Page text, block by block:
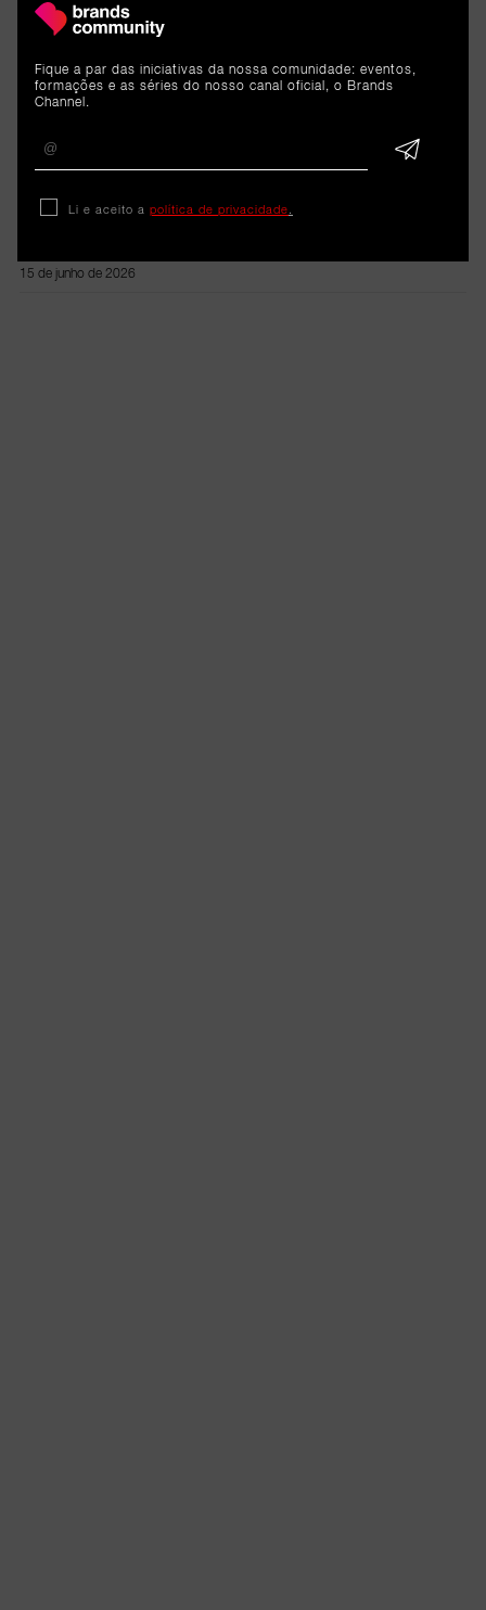
RELACIONADOS
Emissão online
Estratégias de sucesso:
ativação, sustentabilidade e
património
15 de junho de 2026
Fique a par das iniciativas da nossa comunidade: eventos,
formações e as séries do nosso canal oficial, o Brands
Channel.
Li e aceito a política de privacidade.